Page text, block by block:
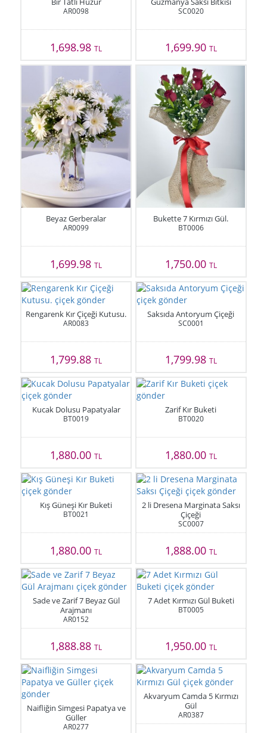
AR0098
1,698.98TL
SC0020
1,699.90 TL
Beyaz Gerberalar
AR0099
1,699.98TL
Bukette 7 Kırmızı Gül.
BT0006
1,750.00 TL
Rengarenk Kır Çiçeği Kutusu.
AR0083
1,799.88TL
Saksıda Antoryum Çiçeği
SC0001
1,799.98 TL
Kucak Dolusu Papatyalar
BT0019
1,880.00TL
Zarif Kır Buketi
BT0020
1,880.00 TL
Kış Güneşi Kır Buketi
BT0021
1,880.00TL
2 li Dresena Marginata Saksı
Çiçeği
SC0007
1,888.00 TL
Sade ve Zarif 7 Beyaz Gül
Arajmanı
AR0152
1,888.88TL
7 Adet Kırmızı Gül Buketi
BT0005
1,950.00 TL
Naifliğin Simgesi Papatya ve
Güller
AR0277
Akvaryum Camda 5 Kırmızı
Gül
AR0387